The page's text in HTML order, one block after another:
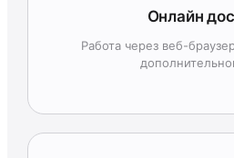
Онлайн
Работа через веб-